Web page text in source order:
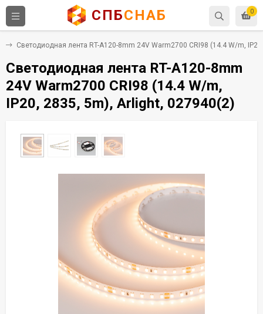
0
СПБСНАБ
Светодиодная лента RT-A120-8mm 24V Warm2700 CRI98 (14.4 W/m,
Светодиодная лента RT-A120-8mm
24V Warm2700 CRI98 (14.4 W/m,
IP20, 2835, 5m), Arlight, 027940(2)